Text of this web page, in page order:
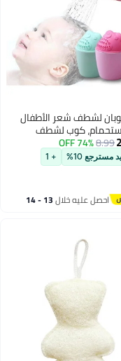
لشطف شعر الأطفال
كوب لشطف
وغسل شعر الطفل، ملعقة
ملحقات حمام
الطفل في حوض
8.99
74% OFF
10%
+ 1
احصل عليه خلال 13 - 14